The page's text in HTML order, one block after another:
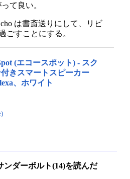
て良い。
は書斎送りにして、リビ
ごすことにする。
(エコースポット) - スク
付きスマートスピーカー
、ホワイト
ンダーボルト(14)を読んだ